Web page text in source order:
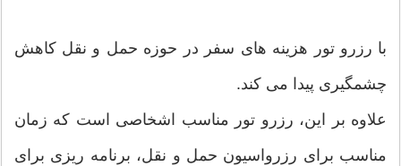
با رزرو تور هزینه های سفر در حوزه حمل و نقل کاهش
چشمگیری پیدا می کند.
علاوه بر این، رزرو تور مناسب اشخاصی است که زمان
مناسب برای رزرواسیون حمل و نقل، برنامه ریزی برای